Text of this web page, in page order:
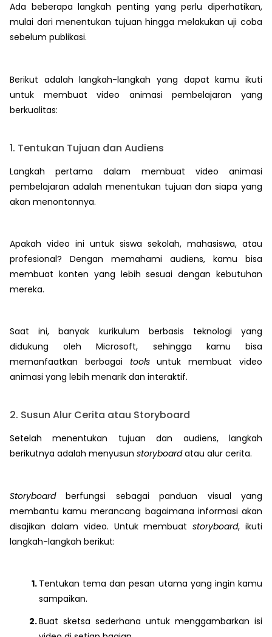
Ada beberapa langkah penting yang perlu diperhatikan,
mulai dari menentukan tujuan hingga melakukan uji coba
sebelum publikasi.
Berikut adalah langkah-langkah yang dapat kamu ikuti
untuk membuat video animasi pembelajaran yang
berkualitas:
1. Tentukan Tujuan dan Audiens
Langkah pertama dalam membuat video animasi
pembelajaran adalah menentukan tujuan dan siapa yang
akan menontonnya.
Apakah video ini untuk siswa sekolah, mahasiswa, atau
profesional? Dengan memahami audiens, kamu bisa
membuat konten yang lebih sesuai dengan kebutuhan
mereka.
Saat ini, banyak kurikulum berbasis teknologi yang
didukung oleh Microsoft, sehingga kamu bisa
memanfaatkan berbagai toolsuntuk membuat video
animasi yang lebih menarik dan interaktif.
2. Susun Alur Cerita atau Storyboard
Setelah menentukan tujuan dan audiens, langkah
berikutnya adalah menyusun storyboardatau alur cerita.
Storyboardberfungsi sebagai panduan visual yang
membantu kamu merancang bagaimana informasi akan
disajikan dalam video. Untuk membuatstoryboard, ikuti
langkah-langkah berikut:
Tentukan tema dan pesan utama yang ingin kamu
sampaikan.
Buat sketsa sederhana untuk menggambarkan isi